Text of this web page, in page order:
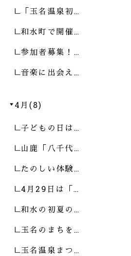
「玉名温泉初…
和水町で開催…
参加者募集！…
音楽に出会え…
4月(8)
子どもの日は…
山鹿「八千代…
たのしい体験…
4月29日は「…
和水の初夏の…
玉名のまちを…
玉名温泉まつ…